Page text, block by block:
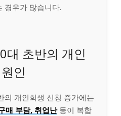
경우가 많습니다.
대 초반의 개인
인
의 개인회생 신청 증가에는
매 부담, 취업난등이 복합